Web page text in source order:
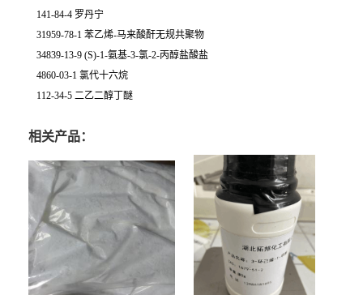
141-84-4 罗丹宁
31959-78-1 苯乙烯-马来酸酐无规共聚物
34839-13-9 (S)-1-氨基-3-氯-2-丙醇盐酸盐
4860-03-1 氯代十六烷
112-34-5 二乙二醇丁醚
相关产品：